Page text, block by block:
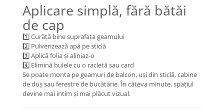
Aplicare simplă, fără bătăi
de cap
1️⃣ Curăță bine suprafața geamului
2️⃣ Pulverizează apă pe sticlă
3️⃣ Aplică folia și aliniaz-o
4️⃣ Elimină bulele cu o racletă sau card
Se poate monta pe geamuri de balcon, uși din sticlă, cabine
de duș sau ferestre de bucătărie. În câteva minute, spațiul
devine mai intim și mai plăcut vizual.